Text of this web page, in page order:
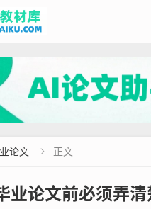
论文  正文
业论文前必须弄